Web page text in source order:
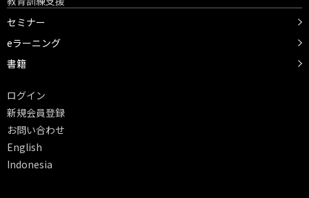
セミナー
eラーニング
書籍
ログイン
新規会員登録
お問い合わせ
English
Indonesia